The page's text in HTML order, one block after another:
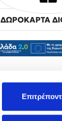
ΔΩΡΟΚΑΡΤΑ